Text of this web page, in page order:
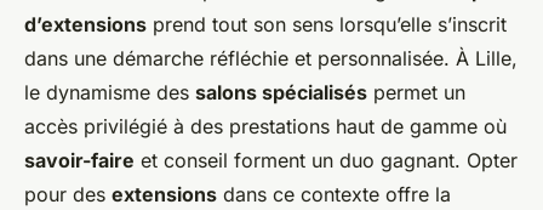
d’extensions prend tout son sens lorsqu’elle s’inscrit
dans une démarche réfléchie et personnalisée. À Lille,
le dynamisme des salons spécialisés permet un
accès privilégié à des prestations haut de gamme où
savoir-faire et conseil forment un duo gagnant. Opter
pour des extensions dans ce contexte offre la